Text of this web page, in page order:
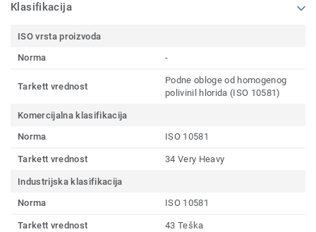
Klasifikacija
ISO vrsta proizvoda
Norma
-
Tarkett vrednost
Podne obloge od homogenog
polivinil hlorida (ISO 10581)
Komercijalna klasifikacija
Norma
ISO 10581
Tarkett vrednost 34 Very Heavy
Industrijska klasifikacija
Norma
ISO 10581
Tarkett vrednost 43 Teška